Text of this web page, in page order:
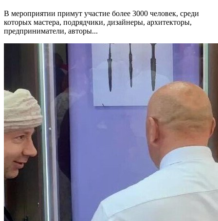
В мероприятии примут участие более 3000 человек, среди
которых мастера, подрядчики, дизайнеры, архитекторы,
предприниматели, авторы...